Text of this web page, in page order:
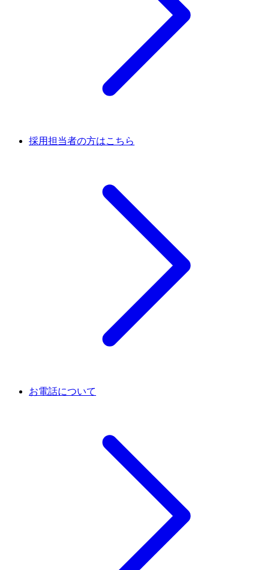
採用担当者の方はこちら
お電話について